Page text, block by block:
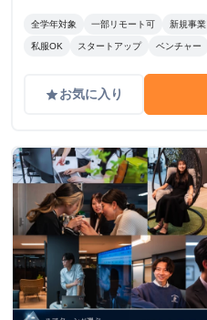
全学年対象 一部リモート可 新規事業
私服OK スタートアップ ベンチャー
gradeお気に入り